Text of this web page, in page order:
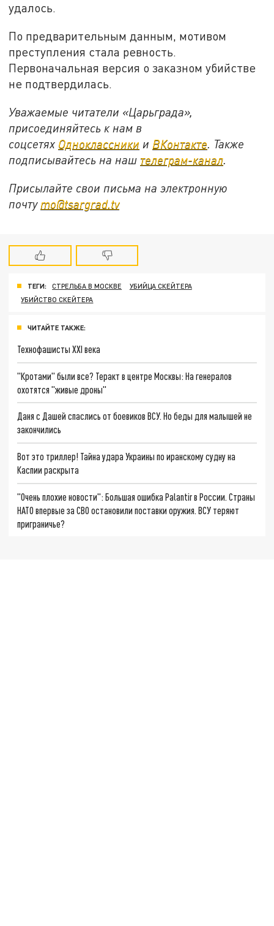
удалось.
По предварительным данным, мотивом
преступления стала ревность.
Первоначальная версия о заказном убийстве
не подтвердилась.
Уважаемые читатели «Царьграда»,
присоединяйтесь к нам в
соцсетях Одноклассники и ВКонтакте. Также
подписывайтесь на наш телеграм-канал.
Присылайте свои письма на электронную
почту mo@tsargrad.tv
ТЕГИ: СТРЕЛЬБА В МОСКВЕ
УБИЙЦА СКЕЙТЕРА
УБИЙСТВО СКЕЙТЕРА
ЧИТАЙТЕ ТАКЖЕ:
Технофашисты XXI века
"Кротами" были все? Теракт в центре Москвы: На генералов
охотятся "живые дроны"
Даня с Дашей спаслись от боевиков ВСУ. Но беды для малышей не
закончились
Вот это триллер! Тайна удара Украины по иранскому судну на
Каспии раскрыта
"Очень плохие новости": Большая ошибка Palantir в России. Страны
НАТО впервые за СВО остановили поставки оружия. ВСУ теряют
приграничье?